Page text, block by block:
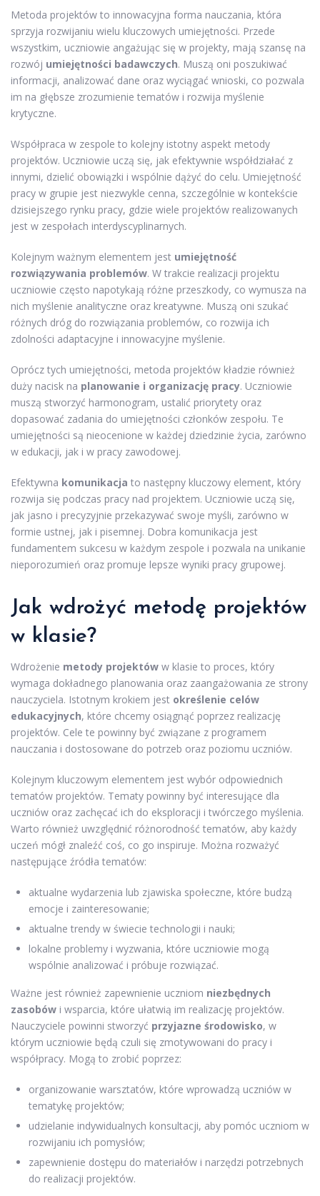
Metoda projektów to innowacyjna forma nauczania, która
sprzyja rozwijaniu wielu kluczowych umiejętności. Przede
wszystkim, uczniowie angażując się w projekty, mają szansę na
rozwój umiejętności badawczych. Muszą oni poszukiwać
informacji, analizować dane oraz wyciągać wnioski, co pozwala
im na głębsze zrozumienie tematów i rozwija myślenie
krytyczne.
Współpraca w zespole to kolejny istotny aspekt metody
projektów. Uczniowie uczą się, jak efektywnie współdziałać z
innymi, dzielić obowiązki i wspólnie dążyć do celu. Umiejętność
pracy w grupie jest niezwykle cenna, szczególnie w kontekście
dzisiejszego rynku pracy, gdzie wiele projektów realizowanych
jest w zespołach interdyscyplinarnych.
Kolejnym ważnym elementem jest umiejętność
rozwiązywania problemów. W trakcie realizacji projektu
uczniowie często napotykają różne przeszkody, co wymusza na
nich myślenie analityczne oraz kreatywne. Muszą oni szukać
różnych dróg do rozwiązania problemów, co rozwija ich
zdolności adaptacyjne i innowacyjne myślenie.
Oprócz tych umiejętności, metoda projektów kładzie również
duży nacisk na planowanie i organizację pracy. Uczniowie
muszą stworzyć harmonogram, ustalić priorytety oraz
dopasować zadania do umiejętności członków zespołu. Te
umiejętności są nieocenione w każdej dziedzinie życia, zarówno
w edukacji, jak i w pracy zawodowej.
Efektywna komunikacja to następny kluczowy element, który
rozwija się podczas pracy nad projektem. Uczniowie uczą się,
jak jasno i precyzyjnie przekazywać swoje myśli, zarówno w
formie ustnej, jak i pisemnej. Dobra komunikacja jest
fundamentem sukcesu w każdym zespole i pozwala na unikanie
nieporozumień oraz promuje lepsze wyniki pracy grupowej.
Jak wdrożyć metodę projektów
w klasie?
Wdrożenie metody projektów w klasie to proces, który
wymaga dokładnego planowania oraz zaangażowania ze strony
nauczyciela. Istotnym krokiem jest określenie celów
edukacyjnych, które chcemy osiągnąć poprzez realizację
projektów. Cele te powinny być związane z programem
nauczania i dostosowane do potrzeb oraz poziomu uczniów.
Kolejnym kluczowym elementem jest wybór odpowiednich
tematów projektów. Tematy powinny być interesujące dla
uczniów oraz zachęcać ich do eksploracji i twórczego myślenia.
Warto również uwzględnić różnorodność tematów, aby każdy
uczeń mógł znaleźć coś, co go inspiruje. Można rozważyć
następujące źródła tematów:
aktualne wydarzenia lub zjawiska społeczne, które budzą
emocje i zainteresowanie;
aktualne trendy w świecie technologii i nauki;
lokalne problemy i wyzwania, które uczniowie mogą
wspólnie analizować i próbuje rozwiązać.
Ważne jest również zapewnienie uczniom niezbędnych
zasobów i wsparcia, które ułatwią im realizację projektów.
Nauczyciele powinni stworzyć przyjazne środowisko, w
którym uczniowie będą czuli się zmotywowani do pracy i
współpracy. Mogą to zrobić poprzez:
organizowanie warsztatów, które wprowadzą uczniów w
tematykę projektów;
udzielanie indywidualnych konsultacji, aby pomóc uczniom w
rozwijaniu ich pomysłów;
zapewnienie dostępu do materiałów i narzędzi potrzebnych
do realizacji projektów.